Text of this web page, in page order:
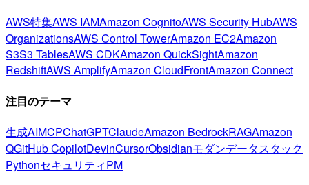
AWS特集AWS IAMAmazon CognitoAWS Security HubAWS
OrganizationsAWS Control TowerAmazon EC2Amazon
S3S3 TablesAWS CDKAmazon QuickSightAmazon
RedshiftAWS AmplifyAmazon CloudFrontAmazon Connect
注目のテーマ
生成AIMCPChatGPTClaudeAmazon BedrockRAGAmazon
QGitHub CopilotDevinCursorObsidianモダンデータスタック
PythonセキュリティPM